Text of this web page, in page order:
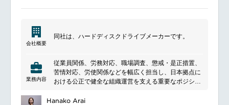
会社概要
同社は、ハードディスクドライブメーカーです。
業務内容
従業員関係、労務対応、職場調査、懲戒・是正措置、
苦情対応、労使関係などを幅広く担当し、日本拠点に
おける公正で健全な組織運営を支える重要なポジショ
ンス部門と連携し、各国共通の雇用慣行やコンプライ
Hanako Arai